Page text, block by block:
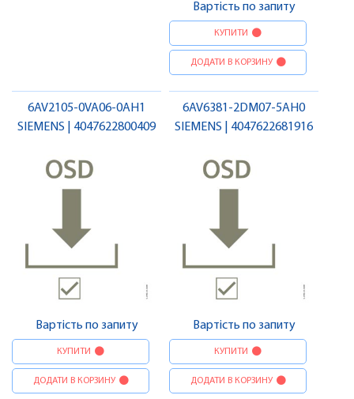
Вартість по запиту
КУПИТИ
ДОДАТИ В КОРЗИНУ
6AV2105-0VA06-0AH1
SIEMENS | 4047622800409
Вартість по запиту
КУПИТИ
ДОДАТИ В КОРЗИНУ
6AV6381-2DM07-5AH0
SIEMENS | 4047622681916
Вартість по запиту
КУПИТИ
ДОДАТИ В КОРЗИНУ